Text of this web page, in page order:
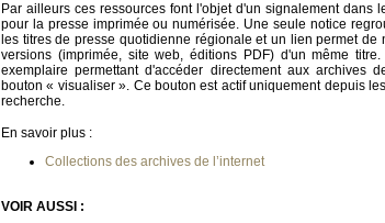
Par ailleurs ces ressources font l'objet d'un signalement dans
pour la presse imprimée ou numérisée. Une seule notice
les titres de presse quotidienne régionale et un lien permet de
versions (imprimée, site web, éditions PDF) d'un même
exemplaire permettant d'accéder directement aux archives
bouton « visualiser ». Ce bouton est actif uniquement depuis
recherche.
En savoir plus :
Collections des archives de l’internet
VOIR AUSSI :